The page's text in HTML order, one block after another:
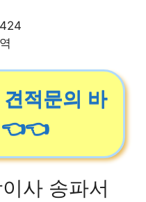
적문의 바
👈👈
사 송파서